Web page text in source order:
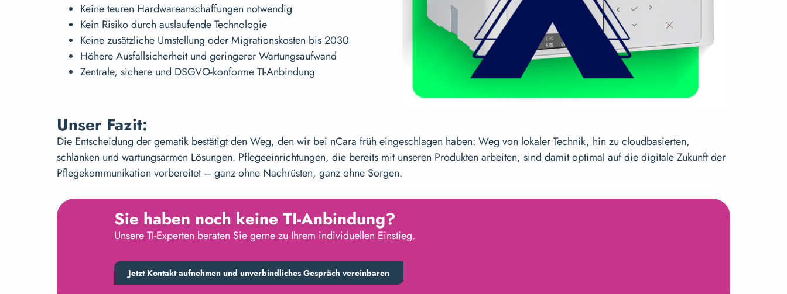
Keine teuren Hardwareanschaffungen notwendig
Kein Risiko durch auslaufende Technologie
Keine zusätzliche Umstellung oder Migrationskosten bis 2030
Höhere Ausfallsicherheit und geringerer Wartungsaufwand
Zentrale, sichere und DSGVO-konforme TI-Anbindung
Unser Fazit:
Die Entscheidung der gematik bestätigt den Weg, den wir bei nCara früh eingeschlagen haben: Weg von lokaler Technik, hin zu cloudbasierten,
schlanken und wartungsarmen Lösungen. Pflegeeinrichtungen, die bereits mit unseren Produkten arbeiten, sind damit optimal auf die digitale Zukunft der
Pflegekommunikation vorbereitet – ganz ohne Nachrüsten, ganz ohne Sorgen.
Sie haben noch keine TI-Anbindung?
Unsere TI-Experten beraten Sie gerne zu Ihrem individuellen Einstieg.
Jetzt Kontakt aufnehmen und unverbindliches Gespräch vereinbaren